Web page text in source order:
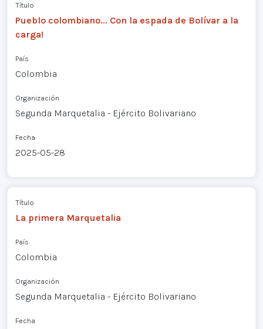
Título
Pueblo colombiano... Con la espada de Bolívar a la
carga!
País
Colombia
Organización
Segunda Marquetalia - Ejército Bolivariano
Fecha
2025-05-28
Título
La primera Marquetalia
País
Colombia
Organización
Segunda Marquetalia - Ejército Bolivariano
Fecha